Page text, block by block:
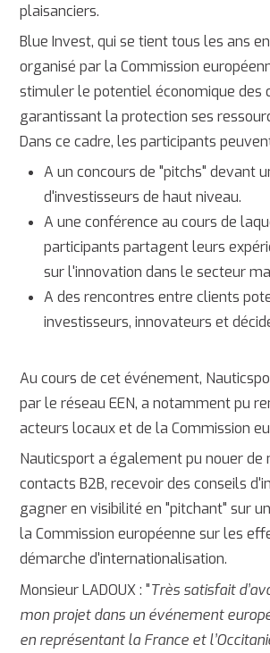
plaisanciers.
Blue Invest, qui se tient tous les ans
organisé par la Commission
stimuler le potentiel économique des
garantissant la protection ses
Dans ce cadre, les participants
A un concours de "pitchs" devant
d'investisseurs de haut niveau.
A une conférence au cours de
participants partagent leurs
sur l'innovation dans le secteur
A des rencontres entre clients
investisseurs, innovateurs et
Au cours de cet événement,
par le réseau EEN, a notamment pu
acteurs locaux et de la Commission
Nauticsport a également pu nouer de
contacts B2B, recevoir des conseils
gagner en visibilité en "pitchant" sur
la Commission européenne sur les
démarche d'internationalisation.
Monsieur LADOUX : "Très satisfait
mon projet dans un événement
en représentant la France et